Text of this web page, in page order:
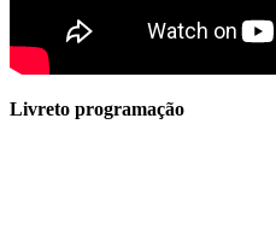
Livreto programação